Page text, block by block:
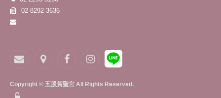
02-8292-3636
Copyright © 五股賀聖宮 All Rights Reserved.